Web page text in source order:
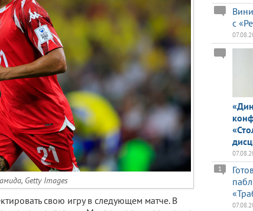
Getty Images
свою игру в следующем матче. В
с
1